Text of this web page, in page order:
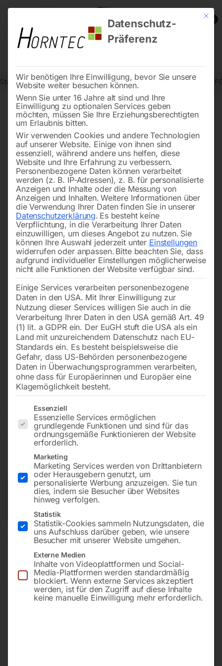
0
Start Steintrenntechnik Bodenbearbeitung Glättteller für Modell
Glättteller für Modell FG(B)
198,00
inkl. MwSt. zzgl.Versandkosten
Lieferzeit:Versandbereit in KW 42/2026
Versandkosten Standard (Österreich):€10,00
Bitte beachten Sie: Die Versandkosten gelten für Österreich.
Andere Länder können abweichen.
In den Warenkorb
Sie haben Fragen zu diesem
Artikel?
Mit
Datenschutz-
Präferenz
Wir benötigen Ihre Einwilligung, bevor Sie unsere
Website weiter besuchen können.
Wenn Sie unter 16 Jahre alt sind und Ihre
Einwilligung zu optionalen Services geben
möchten, müssen Sie Ihre Erziehungsberechtigten
um Erlaubnis bitten.
Wir verwenden Cookies und andere Technologien
auf unserer Website. Einige von ihnen sind
essenziell, während andere uns helfen, diese
Website und Ihre Erfahrung zu verbessern.
Personenbezogene Daten können verarbeitet
werden (z. B. IP-Adressen), z. B. für personalisierte
Anzeigen und Inhalte oder die Messung von
Anzeigen und Inhalten. Weitere Informationen über
die Verwendung Ihrer Daten finden Sie in unserer
Datenschutzerklärung. Es besteht keine
Verpflichtung, in die Verarbeitung Ihrer Daten
einzuwilligen, um dieses Angebot zu nutzen. Sie
können Ihre Auswahl jederzeit unter Einstellungen
widerrufen oder anpassen. Bitte beachten Sie, dass
aufgrund individueller Einstellungen möglicherweise
nicht alle Funktionen der Website verfügbar sind.
Einige Services verarbeiten personenbezogene
Daten in den USA. Mit Ihrer Einwilligung zur
Nutzung dieser Services willigen Sie auch in die
Verarbeitung Ihrer Daten in den USA gemäß Art. 49
(1) lit. a GDPR ein. Der EuGH stuft die USA als ein
Land mit unzureichendem Datenschutz nach EU-
Standards ein. Es besteht beispielsweise die
Gefahr, dass US-Behörden personenbezogene
Daten in Überwachungsprogrammen verarbeiten,
ohne dass für Europäerinnen und Europäer eine
Klagemöglichkeit besteht.
Es folgt eine Liste der Service-Gruppen, für die eine
Essenziell
Essenzielle Services ermöglichen
grundlegende Funktionen und sind für das
ordnungsgemäße Funktionieren der Website
erforderlich.
Marketing
Marketing Services werden von Drittanbietern
oder Herausgebern genutzt, um
personalisierte Werbung anzuzeigen. Sie tun
dies, indem sie Besucher über Websites
hinweg verfolgen.
Statistik
Statistik-Cookies sammeln Nutzungsdaten, die
uns Aufschluss darüber geben, wie unsere
Besucher mit unserer Website umgehen.
Externe Medien
Inhalte von Videoplattformen und Social-
Media-Plattformen werden standardmäßig
blockiert. Wenn externe Services akzeptiert
werden, ist für den Zugriff auf diese Inhalte
keine manuelle Einwilligung mehr erforderlich.